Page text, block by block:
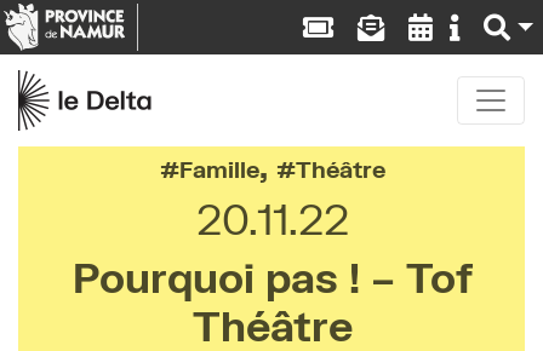
Famille, Théâtre
20.11.22
Pourquoi pas ! – Tof
Théâtre